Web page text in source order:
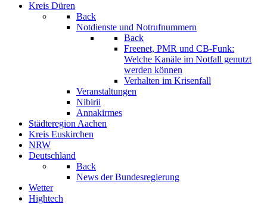
Kreis Düren
Back
Notdienste und Notrufnummern
Back
Freenet, PMR und CB-Funk:
Welche Kanäle im Notfall genutzt
werden können
Verhalten im Krisenfall
Veranstaltungen
Nibirii
Annakirmes
Städteregion Aachen
Kreis Euskirchen
NRW
Deutschland
Back
News der Bundesregierung
Wetter
Hightech